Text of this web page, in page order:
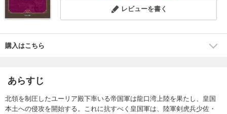
レビューを書く
購入はこちら
あらすじ
北領を制圧したユーリア殿下率いる帝国軍は龍口湾上陸を果たし、皇国
本土への侵攻を開始する。これに抗すべく皇国軍は、陸軍剣虎兵少佐・